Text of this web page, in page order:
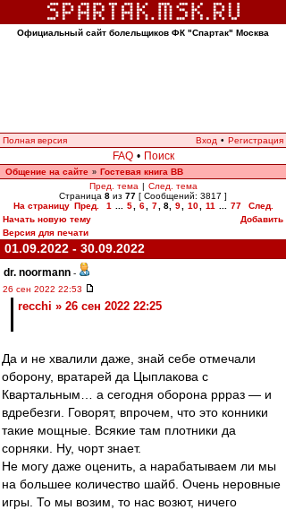
Официальный сайт болельщиков ФК "Спартак" Москва
Полная версия Вход • Регистрация
FAQ • Поиск
Общение на сайте » Гостевая книга ВВ
Пред. тема | След. тема
Страница 8 из 77 [ Сообщений: 3817 ]
На страницу Пред. 1 5 6 7 8, 9 10 11 77
След.
Начать новую тему
Добавить
Версия для печати
01.09.2022 - 30.09.2022
dr. noormann -
26 сен 2022 22:53
recchi » 26 сен 2022 22:25
Да и не хвалили даже, знай себе отмечали
оборону, вратарей да Цыплакова с
Квартальным… а сегодня оборона ррраз — и
вдребезги. Говорят, впрочем, что это конники
такие мощные. Всякие там плотники да
сорняки. Ну, чорт знает.
Не могу даже оценить, а нарабатываем ли мы
на большее количество шайб. Очень неровные
игры. То мы возим, то нас возют, ничего